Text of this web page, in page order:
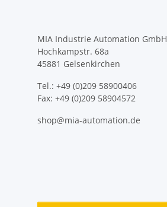
MIA Industrie Automation GmbH
Hochkampstr. 68a
45881 Gelsenkirchen
Tel.: +49 (0)209 58900406
Fax: +49 (0)209 58904572
shop@mia-automation.de